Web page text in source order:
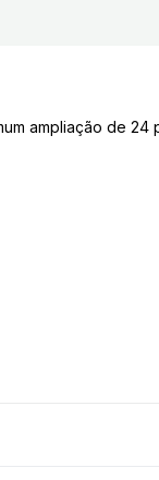
ampliação de 24